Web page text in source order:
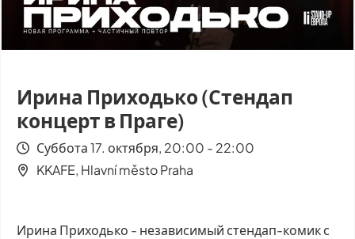
Ирина Приходько (Стендап
концерт в Праге)
Суббота 17. октября, 20:00 - 22:00
KKAFE, Hlavní město Praha
Ирина Приходько - независимый стендап-комик с